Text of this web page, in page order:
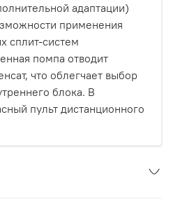
адаптации)
применения
сплит-систем
помпа отводит
что облегчает выбор
блока. В
пульт дистанционного